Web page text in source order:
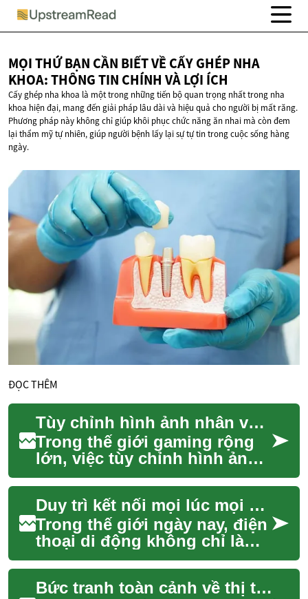
MỌI THỨ BẠN CẦN BIẾT VỀ CẤY GHÉP NHA
KHOA: THÔNG TIN CHÍNH VÀLỢI ÍCH
Cấy ghép nha khoa là một trong những tiến bộ quan trọng nhất trong nha
khoa hiện đại, mang đến giải pháp lâu dài và hiệu quả cho người bị mất răng.
Phương pháp này không chỉ giúp khôi phục chức năng ăn nhai mà còn đem
lại thẩm mỹ tự nhiên, giúp người bệnh lấy lại sự tự tin trong cuộc sống hàng
ngày.
ĐỌC THÊM
Tùy chỉnh hình ảnh nhân vật ảo của bạn
Trong thế giới gaming rộng
lớn, việc tùy chỉnh hình ảnh
nhân vật ảo không chỉ là một
tính năng phụ mà đã trở
thành mộ...
Duy trì kết nối mọi lúc mọi nơi
Trong thế giới ngày nay, điện
thoại di động không chỉ là
một thiết bị liên lạc mà còn là
cổng kết nối chính của
chúng...
Bức tranh toàn cảnh về thị trường bất động sản